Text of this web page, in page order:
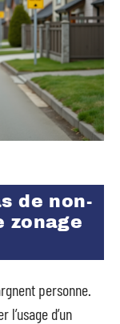
de non-
zonage
personne.
l’usage d’un